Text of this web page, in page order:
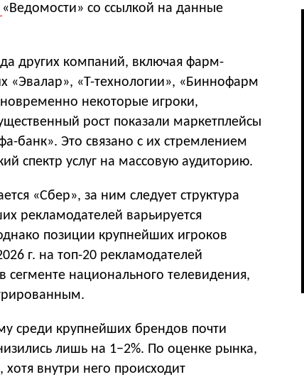
«Ведомости» со ссылкой на данные
других компаний, включая фарм-
«Эвалар», «Т-технологии», «Биннофарм
некоторые игроки,
рост показали маркетплейсы
банк». Это связано с их стремлением
спектр услуг на массовую аудиторию.
«Сбер», за ним следует структура
рекламодателей варьируется
позиции крупнейших игроков
г. на топ-20 рекламодателей
национального телевидения,
среди крупнейших брендов почти
лишь на 1−2%. По оценке рынка,
хотя внутри него происходит